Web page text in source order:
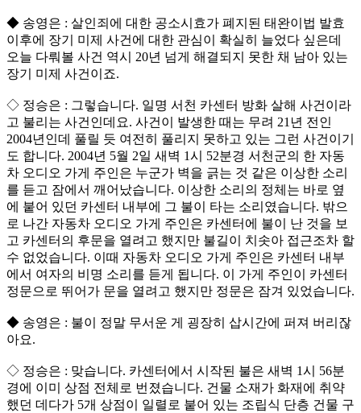
◆ 송영은 : 살인죄에 대한 공소시효가 폐지된 태완이법 발효
이후에 장기 미제 사건에 대한 관심이 확실히 늘었다 싶은데
오늘 다뤄볼 사건 역시 20년 넘게 해결되지 못한 채 남아 있는
장기 미제 사건이죠.
◇ 정승은 : 그렇습니다. 일명 서천 카센터 방화 살해 사건이라
고 불리는 사건인데요. 사건이 발생한 때는 무려 21년 전인
2004년인데 풀릴 듯 여전히 풀리지 못하고 있는 그런 사건이기
도 합니다. 2004년 5월 2일 새벽 1시 52분경 서천군의 한 자동
차 오디오 가게 주인은 누군가 벽을 긁는 것 같은 이상한 소리
를 듣고 잠에서 깨어났습니다. 이상한 소리의 정체는 바로 옆
에 붙어 있던 카센터 내부에 그 불이 타는 소리였습니다. 밖으
로 나간 자동차 오디오 가게 주인은 카센터에 불이 난 것을 보
고 카센터의 후문을 열려고 했지만 불길이 치솟아 접근조차 할
수 없었습니다. 이때 자동차 오디오 가게 주인은 카센터 내부
에서 여자의 비명 소리를 듣게 됩니다. 이 가게 주인이 카센터
정문으로 뛰어가 문을 열려고 했지만 정문은 잠겨 있었습니다.
◆ 송영은 : 불이 정말 무서운 게 굉장히 삽시간에 퍼져 버리잖
아요.
◇ 정승은 : 맞습니다. 카센터에서 시작된 불은 새벽 1시 56분
경에 이미 상점 전체로 번졌습니다. 건물 소재가 화재에 취약
했던 데다가 5개 상점이 일렬로 붙어 있는 조립식 단층 건물 구